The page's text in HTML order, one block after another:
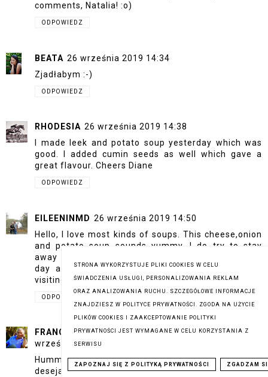
comments, Natalia! :o)
ODPOWIEDZ
BEATA 26 września 2019 14:34
Zjadłabym :-)
ODPOWIEDZ
RHODESIA 26 września 2019 14:38
I made leek and potato soup yesterday which was
good. I added cumin seeds as well which gave a
great flavour. Cheers Diane
ODPOWIEDZ
EILEENINMD 26 września 2019 14:50
Hello, I love most kinds of soups. This cheese,onion
and potato soup sounds yummy. I do try to stay
away from processed food packages. Enjoy your
day and a great weekend ahead! PS, thanks for
visiting my blog.
ODPOWIEDZ
FRANCISCO MANUEL CARRAJOLA OLIVEIRA 26
września 2019 15:00
Hummm deve de ser delicioso, aproveito para
desejar a continuação de uma boa semana.
STRONA WYKORZYSTUJE PLIKI COOKIES W CELU
ŚWIADCZENIA USŁUGI, PERSONALIZOWANIA REKLAM
ORAZ ANALIZOWANIA RUCHU. SZCZEGÓŁOWE INFORMACJE
ZNAJDZIESZ W POLITYCE PRYWATNOŚCI. ZGODA NA UŻYCIE
PLIKÓW COOKIES I ZAAKCEPTOWANIE POLITYKI
PRYWATNOŚCI JEST WYMAGANE W CELU KORZYSTANIA Z
SERWISU
ZAPOZNAJ SIĘ Z POLITYKĄ PRYWATNOŚCI ZGADZAM